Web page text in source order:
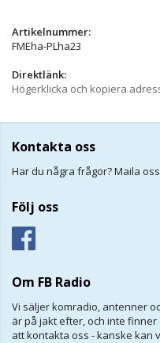
Artikelnummer:
FMEha-PLha23
Direktlänk:
Högerklicka och kopiera
Kontakta oss
Har du några frågor? Maila
Följ oss
Om FB Radio
Vi säljer komradio, antenner
är på jakt efter, och inte
att kontakta oss - kanske kan